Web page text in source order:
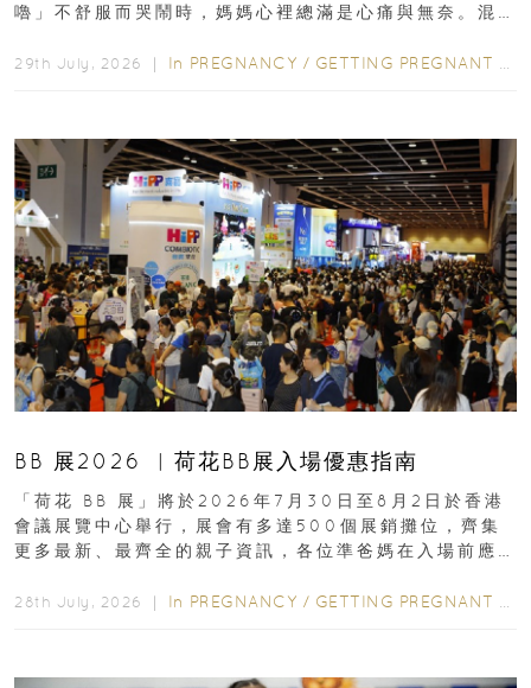
嚕」不舒服而哭鬧時，媽媽心裡總滿是心痛與無奈。混
29th July, 2026 ｜ In PREGNANCY / GETTING PREGNANT
BB 展2026 ︳荷花BB展入場優惠指南
「荷花 BB 展」將於2026年7月30日至8月2日於香港
會議展覽中心舉行，展會有多達500個展銷攤位，齊集
更多最新、最齊全的親子資訊，各位準爸媽在入場前應
28th July, 2026 ｜ In PREGNANCY / GETTING PREGNANT